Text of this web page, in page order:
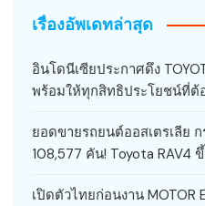
เรื่องอัพเดทล่าสุด
อินโดนีเซียประกาศดึง
พร้อมให้ทุกสิทธิประโยชน์ที่ต้
ยอดขายรถยนต์ออสเตรเลีย
108,577 คัน! Toyota RAV4
เปิดตัวไทยก่อนงาน MOTOR